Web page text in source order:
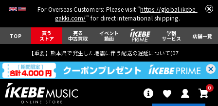
For Overseas Customers: Please visit "https://global.ikebe-
gakki.com/" for direct international shipping.
TOP 買う
ストア
売る
中古買取
イベント
動画
学割
サービス 店舗一覧
【重要】熊本県で発生した地震に伴う配送の遅延について(07月29日
0